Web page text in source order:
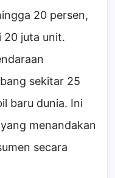
20 persen,
20 juta unit.
sekitar 25
baru dunia. Ini
menandakan
secara